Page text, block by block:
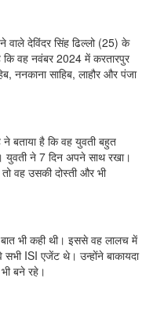
वाले देविंदर सिंह ढिल्लो (25) के
वह नवंबर 2024 में करतारपुर
ननकाना साहिब, लाहौर और पंजा
ने बताया है कि वह युवती बहुत
ने 7 दिन अपने साथ रखा।
वह उसकी दोस्ती और भी
भी कही थी। इससे वह लालच में
ISI एजेंट थे। उन्होंने बाकायदा
बने रहे।